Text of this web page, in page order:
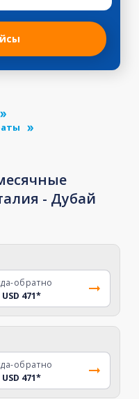
- Дубай
обратно
USD 471*
обратно
USD 471*